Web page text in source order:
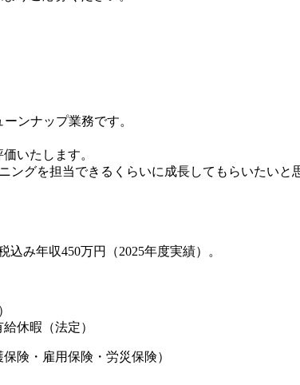
ンナップ業務です。
いたします。
グを担当できるくらいに成長してもらいたいと
み年収450万円（2025年度実績）。
休暇（法定）
険・雇用保険・労災保険）